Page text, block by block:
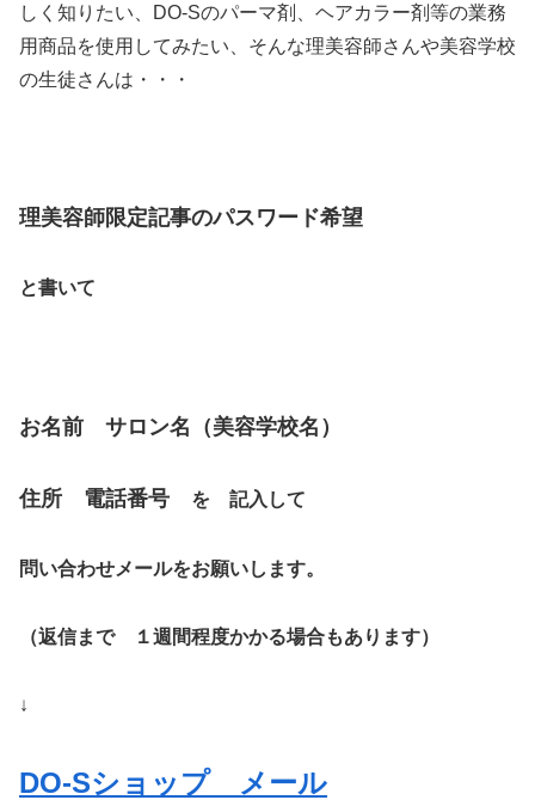
しく知りたい、DO-Sのパーマ剤、ヘアカラー剤等の業務
用商品を使用してみたい、そんな理美容師さんや美容学校
の生徒さんは・・・
理美容師限定記事のパスワード希望
と書いて
お名前 サロン名（美容学校名）
住所 電話番号 を 記入して
問い合わせメールをお願いします。
（返信まで １週間程度かかる場合もあります）
↓
DO-Sショップ メール